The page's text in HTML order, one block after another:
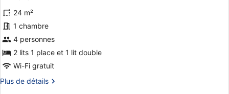
Triple
Standard
photos
pour
ce
type
de
chambre :
Chambre
24 m²
1 chambre
4 personnes
2 lits 1 place et 1 lit double
Wi-Fi gratuit
Plus de détails
Plus